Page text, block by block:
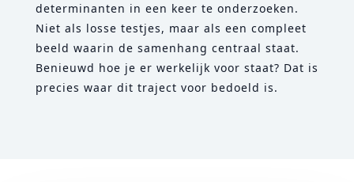
determinanten in een keer te onderzoeken.
Niet als losse testjes, maar als een compleet
beeld waarin de samenhang centraal staat.
Benieuwd hoe je er werkelijk voor staat? Dat is
precies waar dit traject voor bedoeld is.